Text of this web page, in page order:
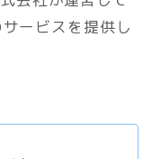
サービスを提供し